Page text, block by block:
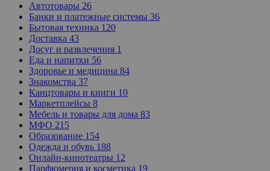
Автотовары 26
Банки и платежные системы 36
Бытовая техника 120
Доставка 43
Досуг и развлечения 1
Еда и напитки 56
Здоровье и медицина 84
Знакомства 37
Канцтовары и книги 10
Маркетплейсы 8
Мебель и товары для дома 83
МФО 215
Образование 154
Одежда и обувь 188
Онлайн-кинотеатры 12
Парфюмерия и косметика 19